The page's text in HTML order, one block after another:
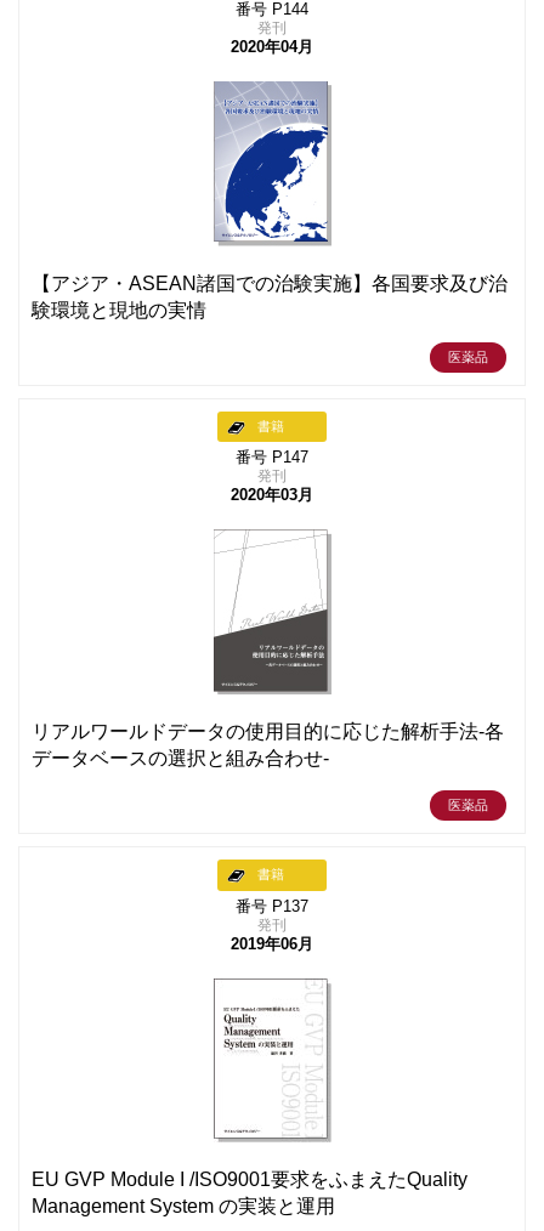
番号 P144
発刊
2020年04月
【アジア・ASEAN諸国での治験実施】各国要求及び治
験環境と現地の実情
医薬品
書籍
番号 P147
発刊
2020年03月
リアルワールドデータの使用目的に応じた解析手法-各
データベースの選択と組み合わせ-
医薬品
書籍
番号 P137
発刊
2019年06月
EU GVP Module I /ISO9001要求をふまえたQuality
Management System の実装と運用